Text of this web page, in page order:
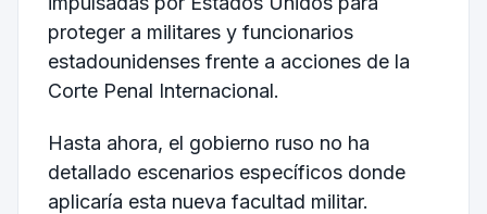
proteger a militares y funcionarios
estadounidenses frente a acciones de la
Corte Penal Internacional.
Hasta ahora, el gobierno ruso no ha
detallado escenarios específicos donde
aplicaría esta nueva facultad militar.